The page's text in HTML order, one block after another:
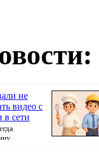
не
видео с
в сети